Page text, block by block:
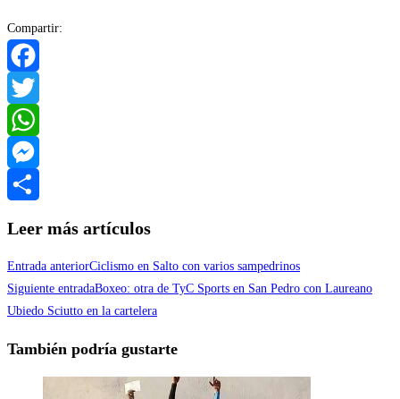
Compartir:
Facebook
Twitter
WhatsApp
Messenger
Leer más artículos
Entrada anteriorCiclismo en Salto con varios sampedrinos
Siguiente entradaBoxeo: otra de TyC Sports en San Pedro con Laureano
Ubiedo Sciutto en la cartelera
También podría gustarte